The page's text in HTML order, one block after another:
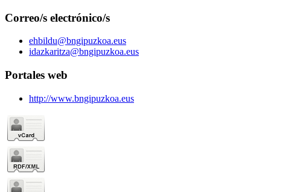
Correo/s electrónico/s
ehbildu@bngipuzkoa.eus
idazkaritza@bngipuzkoa.eus
Portales web
http://www.bngipuzkoa.eus